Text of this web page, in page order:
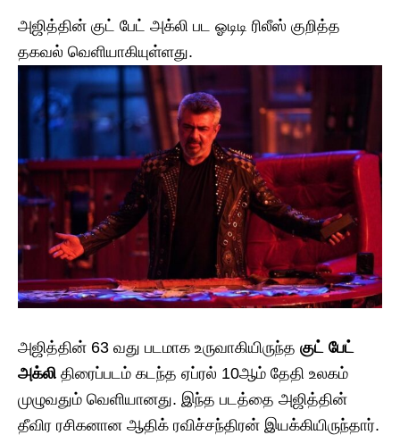
அஜித்தின் குட் பேட் அக்லி பட ஓடிடி ரிலீஸ் குறித்த
தகவல் வெளியாகியுள்ளது.
அஜித்தின் 63 வது படமாக உருவாகியிருந்த குட் பேட்
அக்லி திரைப்படம் கடந்த ஏப்ரல் 10ஆம் தேதி உலகம்
முழுவதும் வெளியானது. இந்த படத்தை அஜித்தின்
தீவிர ரசிகனான ஆதிக் ரவிச்சந்திரன் இயக்கியிருந்தார்.